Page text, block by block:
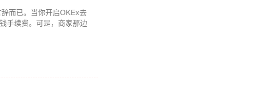
而已。当你开启OKEx去
手续费。可是，商家那边